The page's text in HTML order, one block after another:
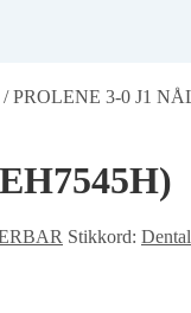
/PROLENE 3-0 J1
Stikkord: Dental